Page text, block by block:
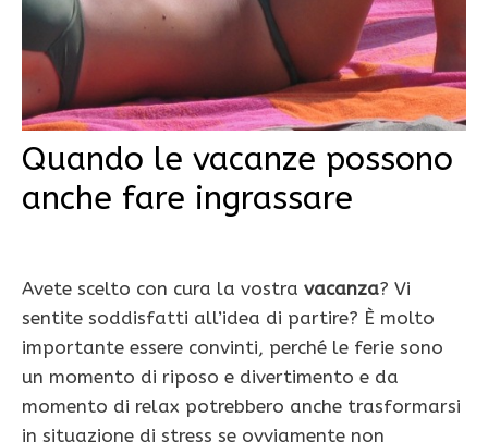
Quando le vacanze possono
anche fare ingrassare
Avete scelto con cura la vostra vacanza? Vi
sentite soddisfatti all’idea di partire? È molto
importante essere convinti, perché le ferie sono
un momento di riposo e divertimento e da
momento di relax potrebbero anche trasformarsi
in situazione di stress se ovviamente non